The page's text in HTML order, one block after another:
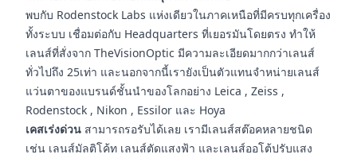
พบกับ Rodenstock Labs แห่งเดียวในภาคเหนือที่มีครบทุกเครื่อง
ทั้งระบบ เชื่อมต่อกับ Headquarters ที่เยอรมันโดยตรง ทำให้
เลนส์ที่สั่งจาก TheVisionOptic มีความละเอียดมากกว่าเลนส์
ทั่วไปถึง 25เท่า และนอกจากนี้เรายังเป็นตัวแทนจำหน่ายเลนส์
แว่นตาของแบรนด์ชั้นนำของโลกอย่าง Leica , Zeiss ,
Rodenstock , Nikon , Essilor และ Hoya
เคสเร่งด่วน สามารถรอรับได้เลย เรามีเลนส์สต๊อคหลายชนิด
เช่น เลนส์มัลติโค้ท เลนส์ตัดแสงฟ้า และเลนส์ออโต้ปรับแสง